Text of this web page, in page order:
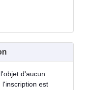
d'aucun
l'inscription est